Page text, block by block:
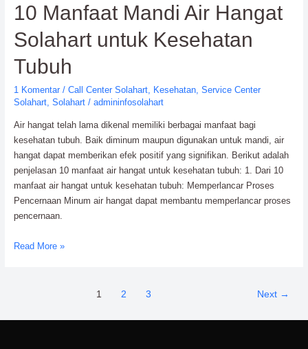
Solahart
Performa
10 Manfaat Mandi Air Hangat
Solahart untuk Kesehatan
Tubuh
1 Komentar / Call Center Solahart, Kesehatan, Service Center
Solahart, Solahart/ admininfosolahart
Air hangat telah lama dikenal memiliki berbagai manfaat bagi
kesehatan tubuh. Baik diminum maupun digunakan untuk mandi, air
hangat dapat memberikan efek positif yang signifikan. Berikut adalah
penjelasan 10 manfaat air hangat untuk kesehatan tubuh: 1. Dari 10
manfaat air hangat untuk kesehatan tubuh: Memperlancar Proses
Pencernaan Minum air hangat dapat membantu memperlancar proses
pencernaan.
10
Solahart
Read More »
1 2 3 Next →